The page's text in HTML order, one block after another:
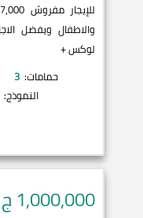
والاطفال ويفضل
لوكس +
حمامات: 3
النموذج:
1,000,000ج